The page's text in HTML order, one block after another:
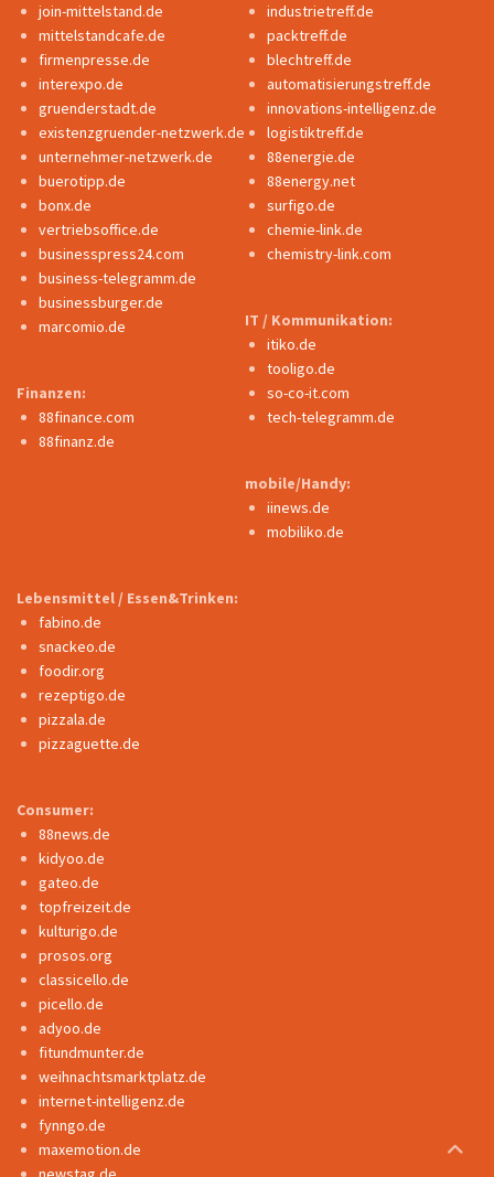
join-mittelstand.de
mittelstandcafe.de
firmenpresse.de
interexpo.de
gruenderstadt.de
existenzgruender-netzwerk.de
unternehmer-netzwerk.de
buerotipp.de
bonx.de
vertriebsoffice.de
businesspress24.com
business-telegramm.de
businessburger.de
marcomio.de
Finanzen:
88finance.com
88finanz.de
industrietreff.de
packtreff.de
blechtreff.de
automatisierungstreff.de
innovations-intelligenz.de
logistiktreff.de
88energie.de
88energy.net
surfigo.de
chemie-link.de
chemistry-link.com
IT / Kommunikation:
itiko.de
tooligo.de
so-co-it.com
tech-telegramm.de
mobile/Handy:
iinews.de
mobiliko.de
Lebensmittel / Essen&Trinken:
fabino.de
snackeo.de
foodir.org
rezeptigo.de
pizzala.de
pizzaguette.de
Consumer:
88news.de
kidyoo.de
gateo.de
topfreizeit.de
kulturigo.de
prosos.org
classicello.de
picello.de
adyoo.de
fitundmunter.de
weihnachtsmarktplatz.de
internet-intelligenz.de
fynngo.de
maxemotion.de